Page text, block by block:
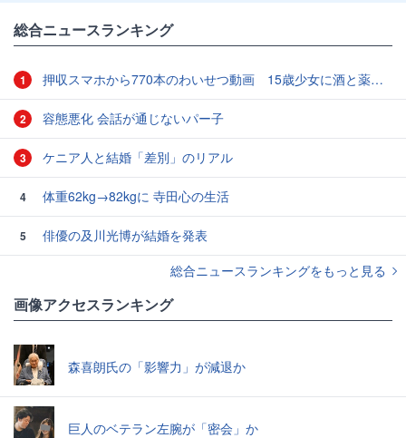
総合ニュースランキング
1 押収スマホから770本のわいせつ動画 15歳少女に酒と薬飲ませ性的暴行か 54歳男を再逮捕 「薬もありますよ」とSNSで誘い出し
2 容態悪化 会話が通じないパー子
3 ケニア人と結婚「差別」のリアル
4 体重62kg→82kgに 寺田心の生活
5
俳優の及川光博が結婚を発表
総合ニュースランキングをもっと見る
画像アクセスランキング
森喜朗氏の「影響力」が減退か
巨人のベテラン左腕が「密会」か